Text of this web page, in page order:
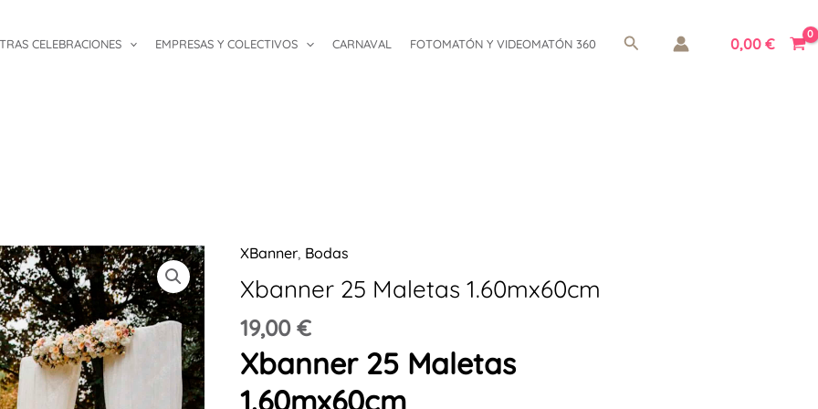
CELEBRACIONES EMPRESAS Y COLECTIVOS CARNAVAL FOTOMATÓN Y VIDEOMATÓN 360 Buscar 0,00 €
XBanner, Bodas
Xbanner 25 Maletas 1.60mx60cm
19,00€
Xbanner 25 Maletas
1.60mx60cm
Xbanner
25
1.60mx60cm
cantidad